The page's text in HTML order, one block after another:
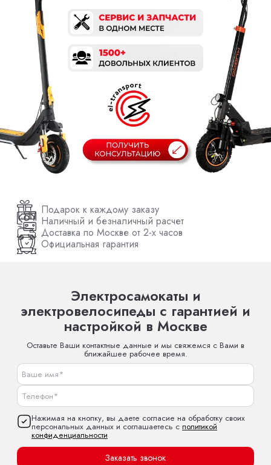
Подарок к каждому заказу
Наличный и безналичный расчет
Доставка по Москве от 2-х часов
Официальная гарантия
Электросамокаты и
электровелосипеды с гарантией и
настройкой в Москве
Оставьте Ваши контактные данные и мы свяжемся с Вами в
ближайшее рабочее время.
Нажимая на кнопку, вы даете согласие на обработку своих
персональных данных и соглашаетесь с политикой
конфиденциальности
Заказать звонок